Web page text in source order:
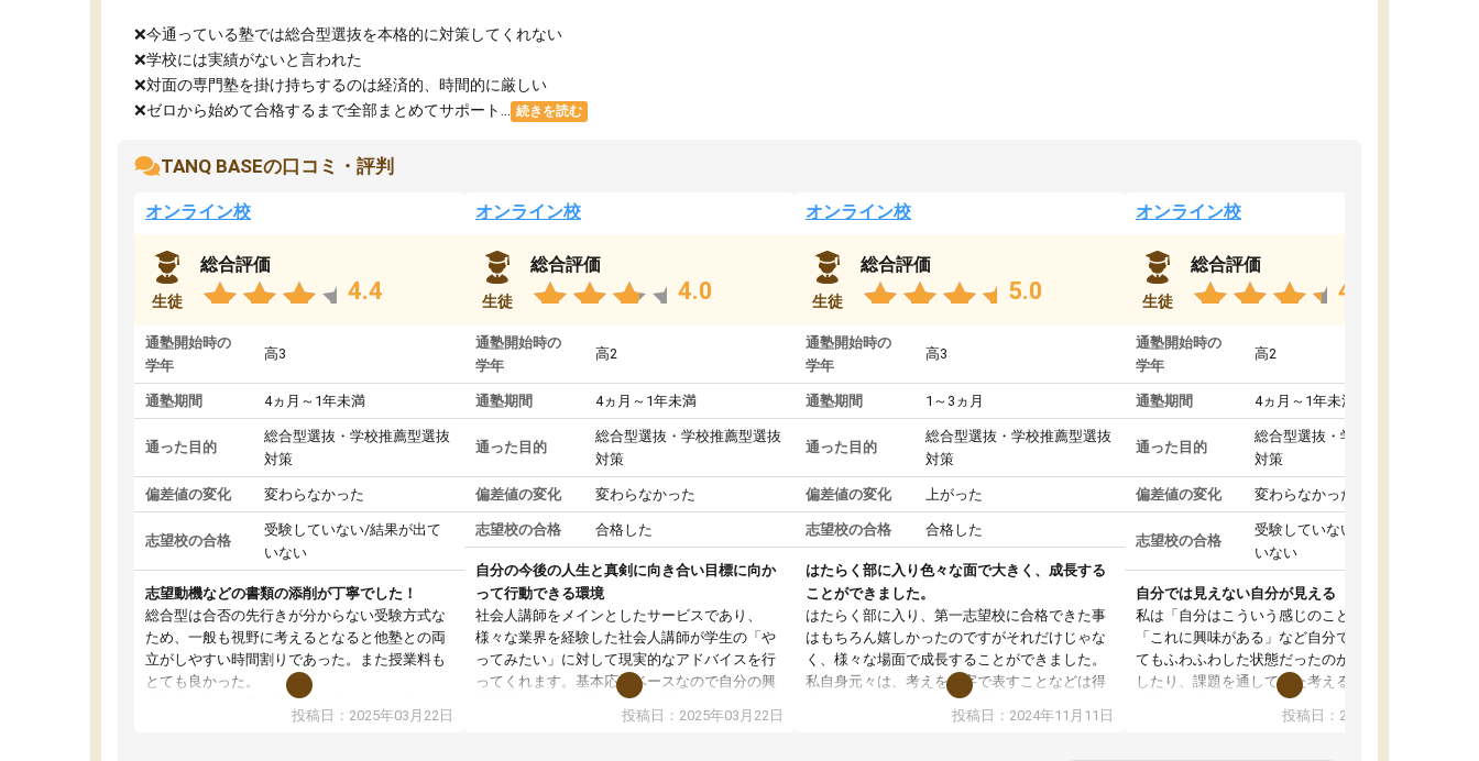
❌今通っている塾では総合型選抜を本格的に対策してくれない
❌学校には実績がないと言われた
❌対面の専門塾を掛け持ちするのは経済的、時間的に厳しい
❌ゼロから始めて合格するまで全部まとめてサポート...
続きを読む
TANQ BASEの口コミ・評判
オンライン校
生徒
総合評価
4.4
通塾開始時の
学年
高3
通塾期間 4ヵ月～1年未満
通った目的
総合型選抜・学校推薦型選抜
対策
偏差値の変化 変わらなかった
志望校の合格
受験していない/結果が出て
いない
志望動機などの書類の添削が丁寧でした！
総合型は合否の先行きが分からない受験方式な
ため、一般も視野に考えるとなると他塾との両
立がしやすい時間割りであった。また授業料も
とても良かった。
総合型の多くの塾は大学生が見ることが多い
が、はたらく部総合型コースは大学生の目だけ
投稿日：2025年03月22日
オンライン校
生徒
総合評価
4.0
通塾開始時の
学年
高2
通塾期間 4ヵ月～1年未満
通った目的
総合型選抜・学校推薦型選抜
対策
偏差値の変化 変わらなかった
志望校の合格 合格した
自分の今後の人生と真剣に向き合い目標に向か
って行動できる環境
社会人講師をメインとしたサービスであり、
様々な業界を経験した社会人講師が学生の「や
ってみたい」に対して現実的なアドバイスを行
ってくれます。基本応援ベースなので自分の興
味分野について学生知識では思いつかない部分
まで深ぼる事が出来ます。
投稿日：2025年03月22日
オンライン校
生徒
総合評価
5.0
通塾開始時の
学年
高3
通塾期間 1～3ヵ月
通った目的
総合型選抜・学校推薦型選抜
対策
偏差値の変化 上がった
志望校の合格 合格した
はたらく部に入り色々な面で大きく、成長する
ことができました。
はたらく部に入り、第一志望校に合格できた事
はもちろん嬉しかったのですがそれだけじゃな
く、様々な場面で成長することができました。
私自身元々は、考えを文字で表すことなどは得
意だったのですが、人前で話すことやコミュニ
ケーションをとることが苦手でした。
投稿日：2024年11月11日
オンライン校
生徒
総合評価
4.8
通塾開始時の
学年
高2
通塾期間 4ヵ月～1年未満
通った目的
総合型選抜・学校推薦型選抜
対策
偏差値の変化 変わらなかった
志望校の合格
受験していない/結果が出て
いない
自分では見えない自分が見える
私は「自分はこういう感じのことがしたい」
「これに興味がある」など自分で自己分析をし
てもふわふわした状態だったのが、コーチと話
したり、課題を通してまた考えることで、もっ
と詳しく自分のことが理解できました。いつで
も質問できるので、そこも1つの魅力です。ま
投稿日：2024年10月31日